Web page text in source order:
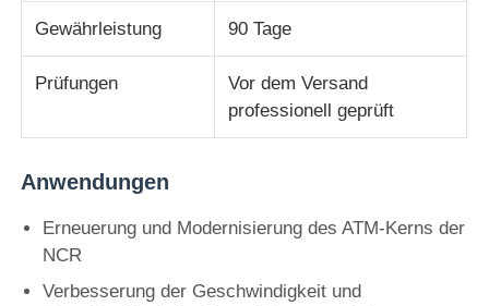
NCR-Geldautomatenteile
Ersatzteile für Wincor-Geldautomaten
Hyosung ATM-Teile
Gewährleistung 90 Tage
Prüfungen
Vor dem Versand
professionell geprüft
Anwendungen
Erneuerung und Modernisierung des ATM-Kerns der
NCR
Verbesserung der Geschwindigkeit und